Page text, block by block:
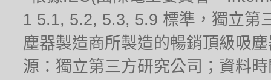
1 5.1, 5.2, 5.3, 5.9 標準，獨立第
塵器製造商所製造的暢銷頂級吸
源：獨立第三方研究公司；資料